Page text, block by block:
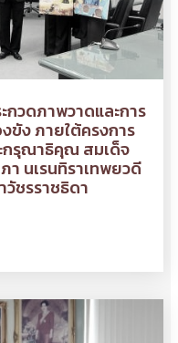
วดภาพวาดและการ
ขัง ภายใต้ครงการ
กรุณาธิคุณ สมเด็จ
า นเรนทิราเทพยวดี
ชรราชธิดา